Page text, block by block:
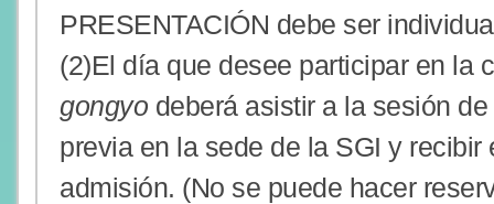
PRESENTACIÓN debe ser
(2)El día que desee participar en la
gongyo deberá asistir a la sesión
previa en la sede de la SGI y recibir
admisión. (No se puede hacer